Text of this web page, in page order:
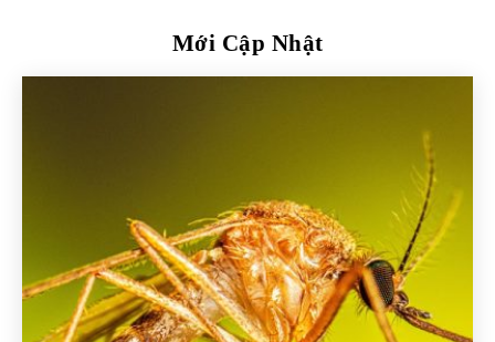
Mới Cập Nhật